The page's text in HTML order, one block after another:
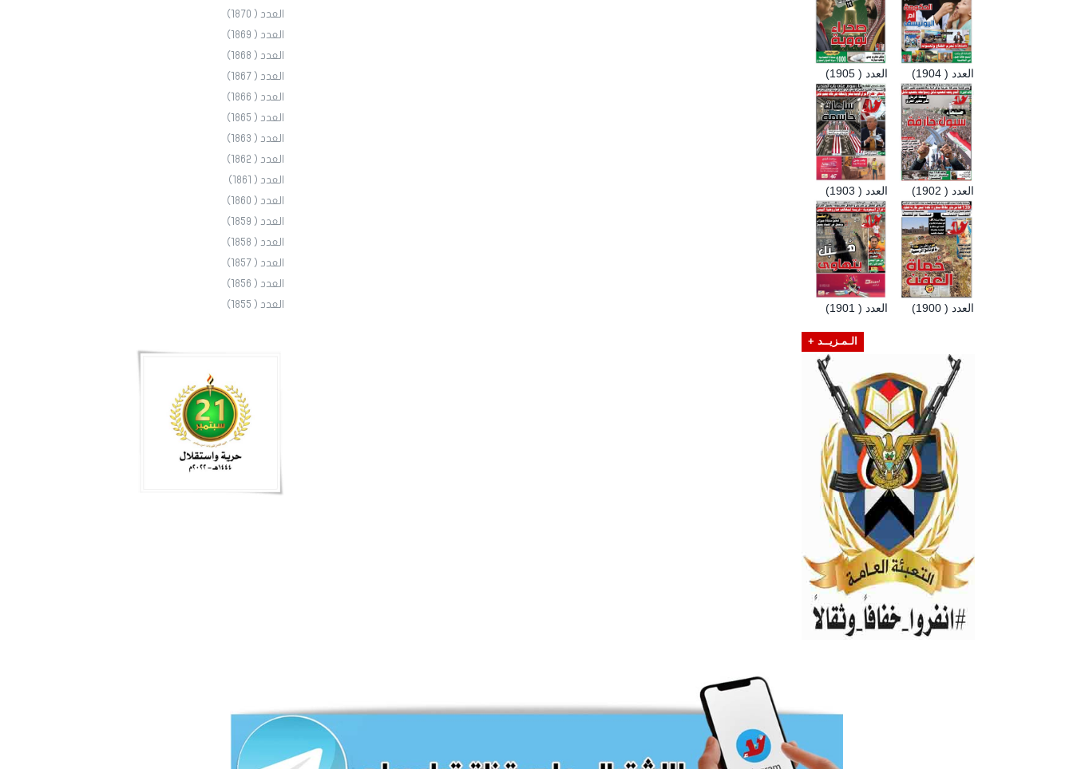
العدد ( 1870)
العدد ( 1869)
العدد ( 1868)
العدد ( 1867)
العدد ( 1866)
العدد ( 1865)
العدد ( 1863)
العدد ( 1862)
العدد ( 1861)
العدد ( 1860)
العدد ( 1859)
العدد ( 1858)
العدد ( 1857)
العدد ( 1856)
العدد ( 1855)
العدد ( 1905) العدد ( 1904)
العدد ( 1903) العدد ( 1902)
العدد ( 1901) العدد ( 1900)
الـمـزيــد +